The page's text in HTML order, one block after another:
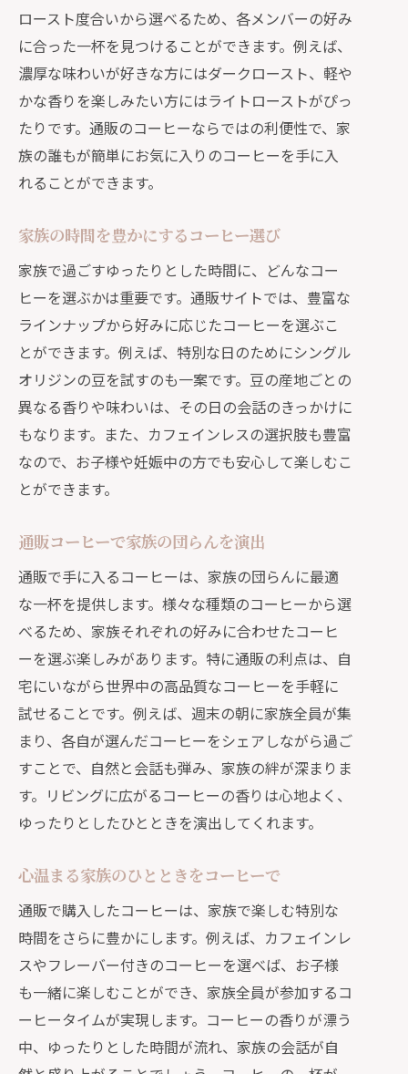
ロースト度合いから選べるため、各メンバーの好み
に合った一杯を見つけることができます。例えば、
濃厚な味わいが好きな方にはダークロースト、軽や
かな香りを楽しみたい方にはライトローストがぴっ
たりです。通販のコーヒーならではの利便性で、家
族の誰もが簡単にお気に入りのコーヒーを手に入
れることができます。
家族の時間を豊かにするコーヒー選び
家族で過ごすゆったりとした時間に、どんなコー
ヒーを選ぶかは重要です。通販サイトでは、豊富な
ラインナップから好みに応じたコーヒーを選ぶこ
とができます。例えば、特別な日のためにシングル
オリジンの豆を試すのも一案です。豆の産地ごとの
異なる香りや味わいは、その日の会話のきっかけに
もなります。また、カフェインレスの選択肢も豊富
なので、お子様や妊娠中の方でも安心して楽しむこ
とができます。
通販コーヒーで家族の団らんを演出
通販で手に入るコーヒーは、家族の団らんに最適
な一杯を提供します。様々な種類のコーヒーから選
べるため、家族それぞれの好みに合わせたコーヒ
ーを選ぶ楽しみがあります。特に通販の利点は、自
宅にいながら世界中の高品質なコーヒーを手軽に
試せることです。例えば、週末の朝に家族全員が集
まり、各自が選んだコーヒーをシェアしながら過ご
すことで、自然と会話も弾み、家族の絆が深まりま
す。リビングに広がるコーヒーの香りは心地よく、
ゆったりとしたひとときを演出してくれます。
心温まる家族のひとときをコーヒーで
通販で購入したコーヒーは、家族で楽しむ特別な
時間をさらに豊かにします。例えば、カフェインレ
スやフレーバー付きのコーヒーを選べば、お子様
も一緒に楽しむことができ、家族全員が参加するコ
ーヒータイムが実現します。コーヒーの香りが漂う
中、ゆったりとした時間が流れ、家族の会話が自